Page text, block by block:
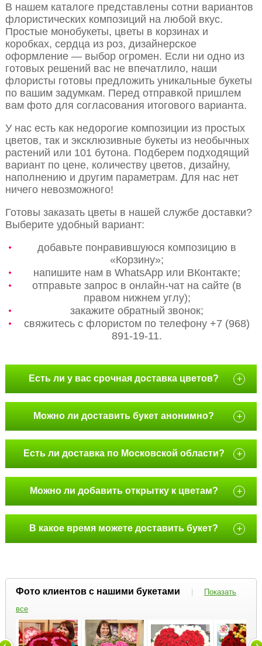
В нашем каталоге представлены сотни вариантов
флористических композиций на любой вкус.
Простые монобукеты, цветы в корзинах и
коробках, сердца из роз, дизайнерское
оформление — выбор огромен. Если ни одно из
готовых решений вас не впечатлило, наши
флористы готовы предложить уникальные букеты
по вашим задумкам. Перед отправкой пришлем
вам фото для согласования итогового варианта.
У нас есть как недорогие композиции из простых
цветов, так и эксклюзивные букеты из необычных
растений или 101 бутона. Подберем подходящий
вариант по цене, количеству цветов, дизайну,
наполнению и другим параметрам. Для нас нет
ничего невозможного!
Готовы заказать цветы в нашей службе доставки?
Выберите удобный вариант:
добавьте понравившуюся композицию в
«Корзину»;
напишите нам в WhatsApp или ВКонтакте;
отправьте запрос в онлайн-чат на сайте (в
правом нижнем углу);
закажите обратный звонок;
свяжитесь с флористом по телефону +7 (968)
891-19-11.
Есть ли у вас срочная доставка цветов? +
Можно ли доставить букет анонимно? +
Есть ли доставка по Московской области? +
Можно ли добавить открытку к цветам? +
В какое время можете доставить букет? +
Фото клиентов с нашими букетами |
Показать
все